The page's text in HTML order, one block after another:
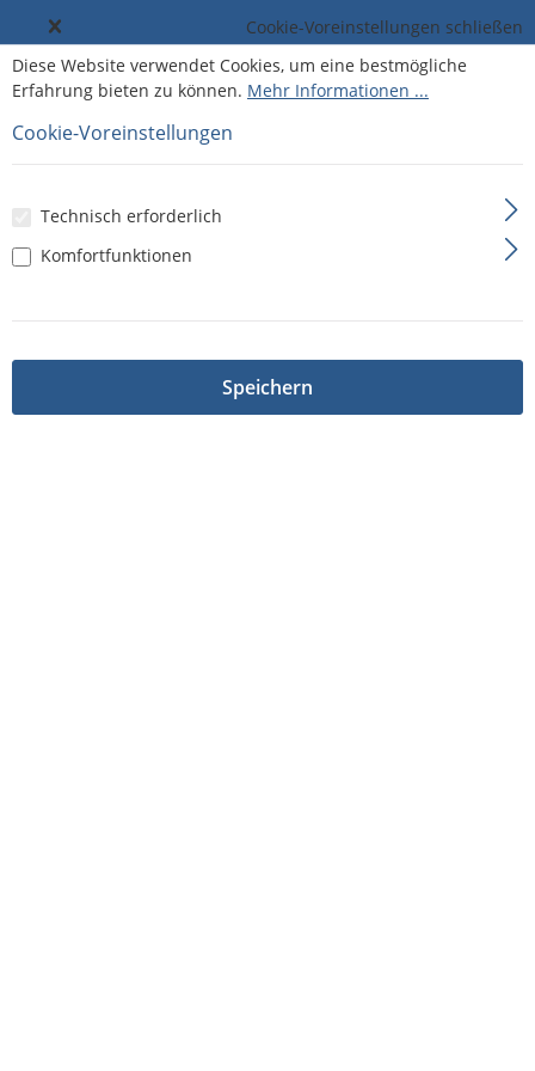
Cookie-Voreinstellungen schließen
Diese Website verwendet Cookies, um eine bestmögliche
Erfahrung bieten zu können. Mehr Informationen ...
Cookie-Voreinstellungen
Technisch erforderlich
Komfortfunktionen
Speichern